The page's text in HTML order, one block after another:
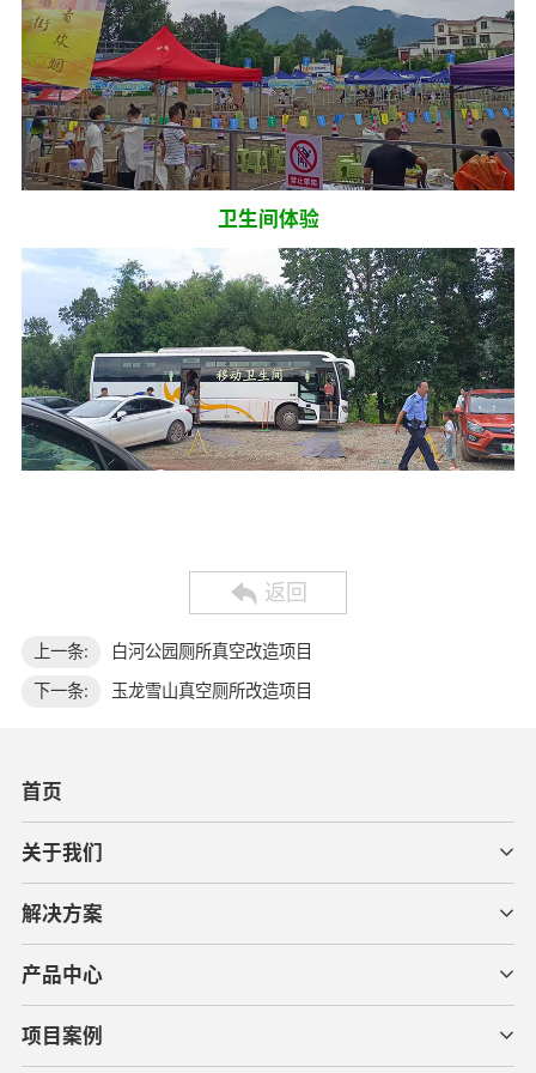
卫生间体验
返回
上一条:
白河公园厕所真空改造项目
下一条:
玉龙雪山真空厕所改造项目
首页
关于我们
解决方案
产品中心
项目案例